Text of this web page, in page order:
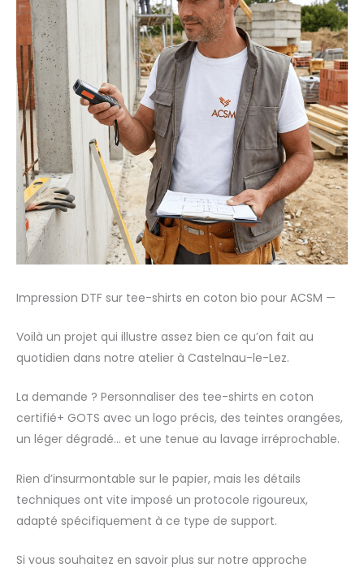
Impression DTF sur tee-shirts en coton bio pour ACSM —
Voilà un projet qui illustre assez bien ce qu’on fait au
quotidien dans notre atelier à Castelnau-le-Lez.
La demande ? Personnaliser des tee-shirts en coton
certifié+ GOTS avec un logo précis, des teintes orangées,
un léger dégradé… et une tenue au lavage irréprochable.
Rien d’insurmontable sur le papier, mais les détails
techniques ont vite imposé un protocole rigoureux,
adapté spécifiquement à ce type de support.
Si vous souhaitez en savoir plus sur notre approche